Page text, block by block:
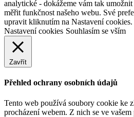
analytické - dokážeme vám tak
měřit funkčnost našeho webu. Své
upravit kliknutím na Nastavení cookies.
Nastavení cookies Souhlasím se vším
Zavřít
Přehled ochrany osobních údajů
Tento web používá soubory cookie ke
procházení webem. Z nich se ve